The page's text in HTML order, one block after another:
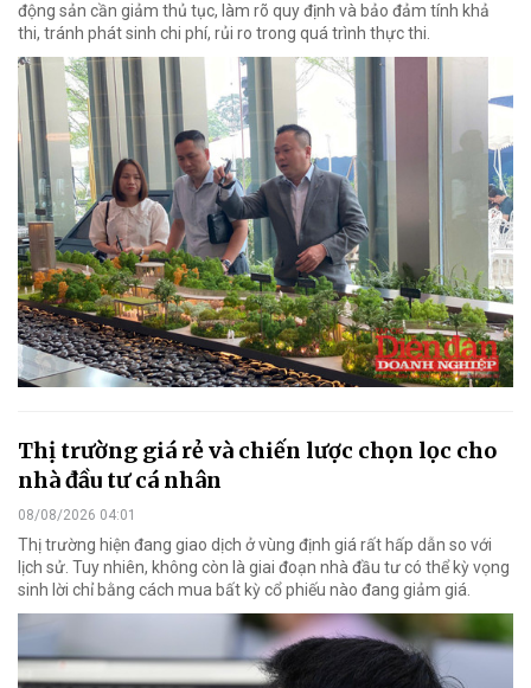
động sản cần giảm thủ tục, làm rõ quy định và bảo đảm tính khả
thi, tránh phát sinh chi phí, rủi ro trong quá trình thực thi.
Thị trường giá rẻ và chiến lược chọn lọc cho
nhà đầu tư cá nhân
08/08/2026 04:01
Thị trường hiện đang giao dịch ở vùng định giá rất hấp dẫn so với
lịch sử. Tuy nhiên, không còn là giai đoạn nhà đầu tư có thể kỳ vọng
sinh lời chỉ bằng cách mua bất kỳ cổ phiếu nào đang giảm giá.